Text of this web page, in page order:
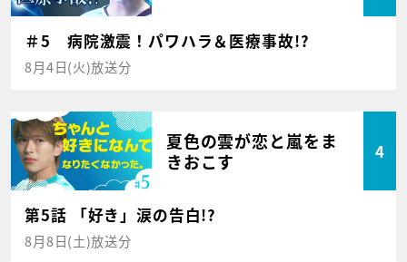
＃5 病院激震！パワハラ＆医療事故!?
8月4日(火)放送分
夏色の雲が恋と嵐をま
きおこす
4
第5話 「好き」涙の告白!?
8月8日(土)放送分